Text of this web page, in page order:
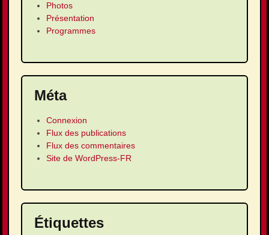
Photos
Présentation
Programmes
Méta
Connexion
Flux des publications
Flux des commentaires
Site de WordPress-FR
Étiquettes